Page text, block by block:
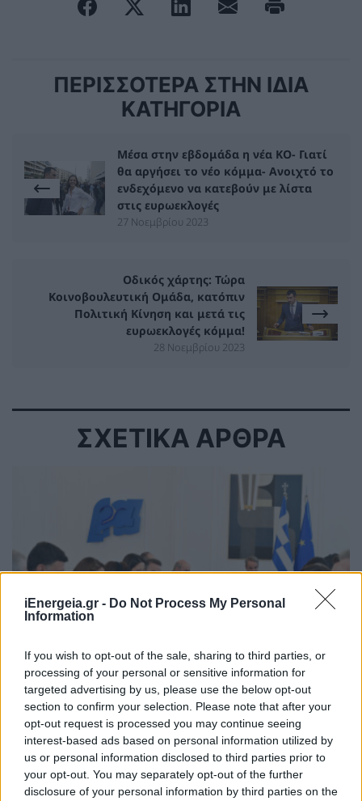
iEnergeia.gr - Do Not Process My Personal
Information
If you wish to opt-out of the sale, sharing to third parties, or
processing of your personal or sensitive information for
targeted advertising by us, please use the below opt-out
section to confirm your selection. Please note that after your
opt-out request is processed you may continue seeing
interest-based ads based on personal information utilized by
us or personal information disclosed to third parties prior to
your opt-out. You may separately opt-out of the further
disclosure of your personal information by third parties on the
ΠΕΡΙΣΣΟΤΕΡΑ ΣΤΗΝ ΙΔΙΑ
ΚΑΤΗΓΟΡΙΑ
Μέσα στην εβδομάδα η νέα ΚΟ- Γιατί
θα αργήσει το νέο κόμμα- Ανοιχτό το
ενδεχόμενο να κατεβούν με λίστα
στις ευρωεκλογές
27 Νοεμβρίου 2023
Οδικός χάρτης: Τώρα
Κοινοβουλευτική Ομάδα, κατόπιν
Πολιτική Κίνηση και μετά τις
ευρωεκλογές κόμμα!
28 Νοεμβρίου 2023
ΣΧΕΤΙΚΑ ΑΡΘΡΑ
ΠΟΛΙΤΙΚΗ
Κυρ. Μητσοτάκης: Παρεμβάσεις για οδική
ασφάλεια, νερό, πυρηνική ενέργεια
30/07/2026 - 13:39